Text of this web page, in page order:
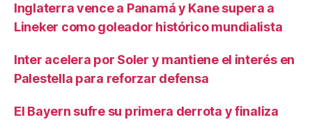
Inglaterra vence a Panamá y Kane supera a
Lineker como goleador histórico mundialista
Inter acelera por Soler y mantiene el interés en
Palestella para reforzar defensa
El Bayern sufre su primera derrota y finaliza